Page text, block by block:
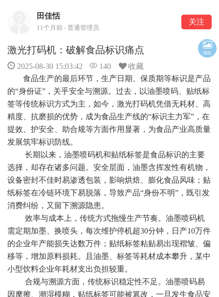
田佳恬
11个月前 - 普通管理员
关注
激光打码机：破解食品标识痛点
2025-08-30 15:03:42 140
收藏
食品生产的最后环节，生产日期、保质期等标识是产品
的“身份证”，关乎安全与溯源。过去，以油墨喷码、贴纸标
签等传统标识方式为主，如今，激光打码机凭借无耗材、高
精度、抗磨损的优势，成为食品生产线的“标识主力军”，在
提效、护安全、助合规等方面作用显著，为食品产业高质量
发展筑牢标识防线。
长期以来，油墨喷码机和贴纸标签是食品标识的主要
选择，却存在诸多问题。安全层面，油墨含挥发性有机物，
设备密封不佳时易渗透包装，影响烘焙、膨化食品风味；贴
纸标签在冷链环境下易脱落，导致产品“身份不明”，既引发
消费纠纷，又留下溯源隐患。
效率与成本上，传统方式拖慢生产节奏。油墨喷码机
需定期加墨、换喷头，每次维护停机超30分钟，日产10万件
的企业年产能损失达数万件；贴纸标签粘贴易出现褶皱、偏
移等，增加原料损耗。且油墨、标签等耗材成本攀升，某中
小型饮料企业年耗材支出负担较重。
合规与溯源方面，传统标识稳定性不足。油墨喷码易
因摩擦、潮湿模糊，贴纸标签可能被篡改，一旦发生食品安
海报